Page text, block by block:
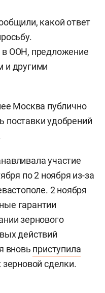
какой ответ
ООН, предложение
и другими
Москва публично
поставки удобрений
участие
по 2 ноября из-за
2 ноября
гарантии
зернового
действий
вновь приступила
сделки.